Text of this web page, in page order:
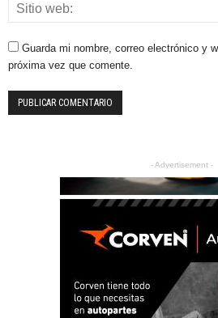
Guarda mi nombre, correo electrónico y
próxima vez que comente.
- Advertisement -